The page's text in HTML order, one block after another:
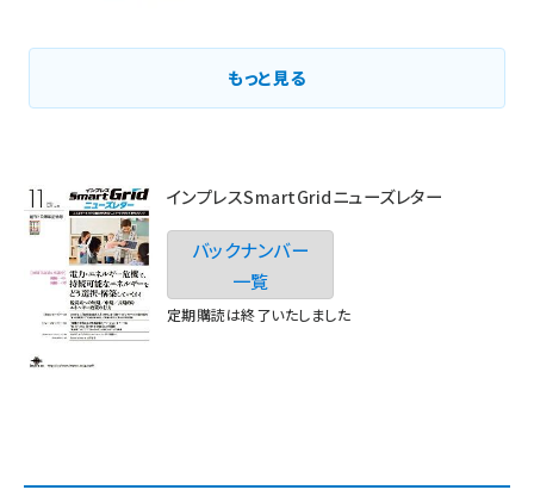
もっと見る
インプレスSmartGridニューズレター
バックナンバー
一覧
定期購読は終了いたしました